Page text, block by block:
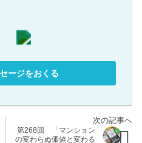
ージをおくる
第268回 「マンション
の変わらぬ価値と変わる